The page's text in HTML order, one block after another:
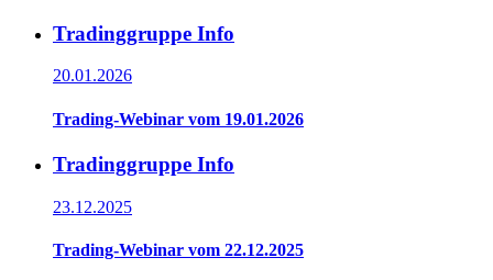
Tradinggruppe Info
20.01.2026
Trading-Webinar vom 19.01.2026
Tradinggruppe Info
23.12.2025
Trading-Webinar vom 22.12.2025